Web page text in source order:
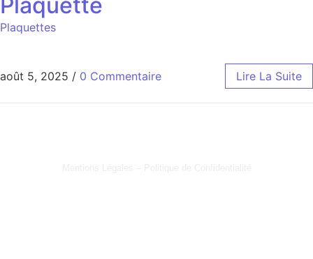
Plaquettes
août 5, 2025 / 0 Commentaire Lire La Suite